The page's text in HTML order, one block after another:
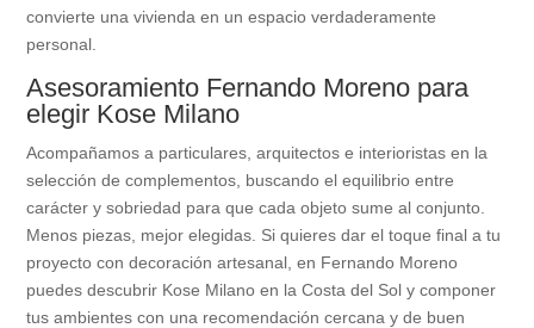
convierte una vivienda en un espacio verdaderamente
personal.
Asesoramiento Fernando Moreno para
elegir Kose Milano
Acompañamos a particulares, arquitectos e interioristas en la
selección de complementos, buscando el equilibrio entre
carácter y sobriedad para que cada objeto sume al conjunto.
Menos piezas, mejor elegidas. Si quieres dar el toque final a tu
proyecto con decoración artesanal, en Fernando Moreno
puedes descubrir Kose Milano en la Costa del Sol y componer
tus ambientes con una recomendación cercana y de buen